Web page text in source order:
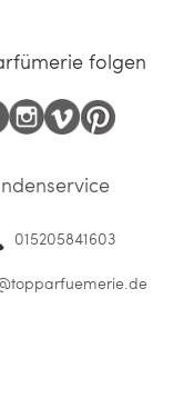
folgen
015205841603